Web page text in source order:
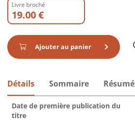
Livre broché
19.00 €
Ajouter au panier
Détails Sommaire Résumé
Date de première publication du
titre